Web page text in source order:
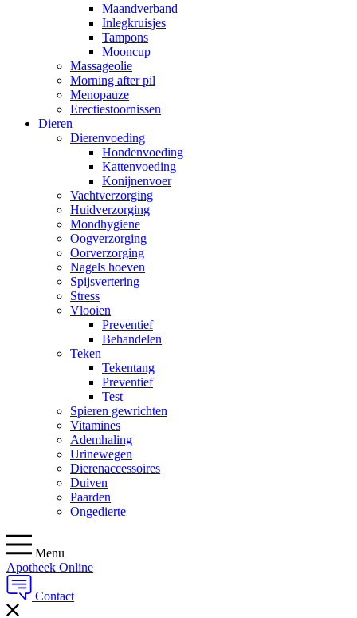
Maandverband
Inlegkruisjes
Tampons
Mooncup
Massageolie
Morning after pil
Menopauze
Erectiestoornissen
Dieren
Dierenvoeding
Hondenvoeding
Kattenvoeding
Konijnenvoer
Vachtverzorging
Huidverzorging
Mondhygiene
Oogverzorging
Oorverzorging
Nagels hoeven
Spijsvertering
Stress
Vlooien
Preventief
Behandelen
Teken
Tekentang
Preventief
Test
Spieren gewrichten
Vitamines
Ademhaling
Urinewegen
Dierenaccessoires
Duiven
Paarden
Ongedierte
Menu
Apotheek Online
Contact